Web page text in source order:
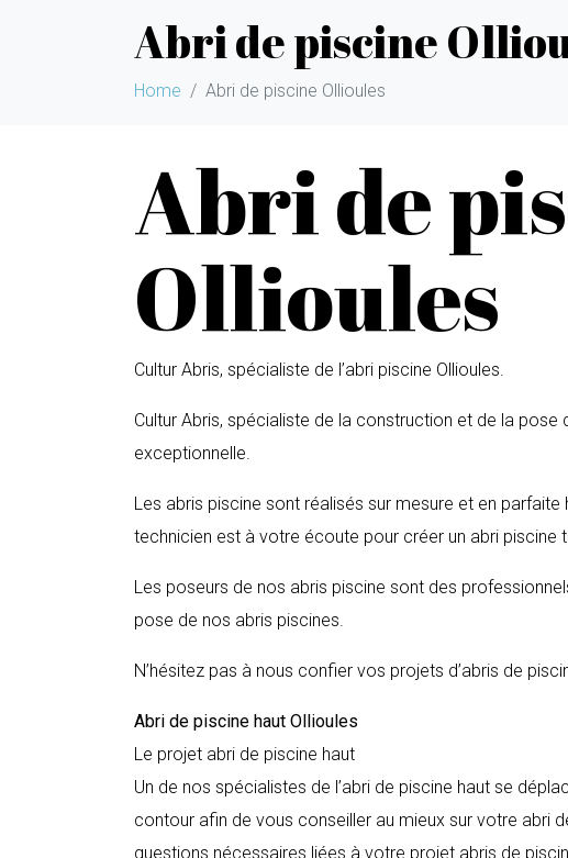
Abri de piscine
Home Abri de piscine Ollioules
Abri de
Ollioules
Cultur Abris, spécialiste de l’abri piscine Ollioules.
Cultur Abris, spécialiste de la construction et de la pose
exceptionnelle.
Les abris piscine sont réalisés sur mesure et en
technicien est à votre écoute pour créer un abri piscine
Les poseurs de nos abris piscine sont des
pose de nos abris piscines.
N’hésitez pas à nous confier vos projets d’abris de
Abri de piscine haut Ollioules
Le projet abri de piscine haut
Un de nos spécialistes de l’abri de piscine haut se
contour afin de vous conseiller au mieux sur votre abri
questions nécessaires liées à votre projet abris de